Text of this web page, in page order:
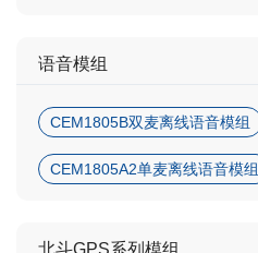
语音模组
CEM1805B双麦离线语音模组
CEM1805A2单麦离线语音模组
北斗GPS系列模组